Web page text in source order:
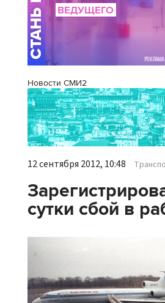
Новости СМИ2
12 сентября 2012, 10:48
сутки сбой в